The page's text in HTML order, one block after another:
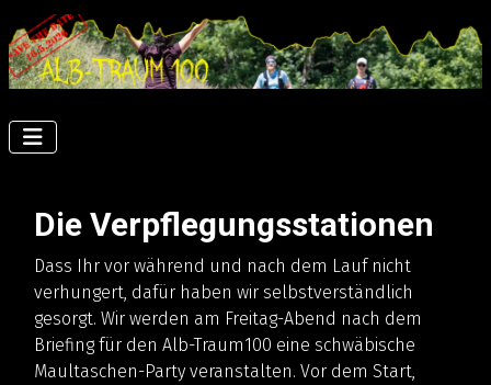
Die Verpflegungsstationen
Dass Ihr vor während und nach dem Lauf nicht
verhungert, dafür haben wir selbstverständlich
gesorgt. Wir werden am Freitag-Abend nach dem
Briefing für den Alb-Traum100 eine schwäbische
Maultaschen-Party veranstalten. Vor dem Start,